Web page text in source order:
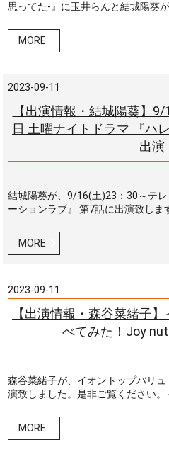
思ってた-』に玉井らんと結城陽葵
MORE
2023-09-11
【出演情報・結城陽葵】
日 土曜ナイトドラマ 『ハ
出演
結城陽葵が、9/16(土)23：30～テ
ーションラブ』 第7話に出演致しま
MORE
2023-09-11
【出演情報・森谷菜緒子
べてみた！Joy
森谷菜緒子が、イオントップバリ
演致しました。是非ご覧ください。
MORE